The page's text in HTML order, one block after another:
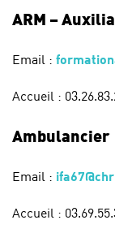
ARM –
Email :
Accueil :
Ambulancier
Email :
Accueil :